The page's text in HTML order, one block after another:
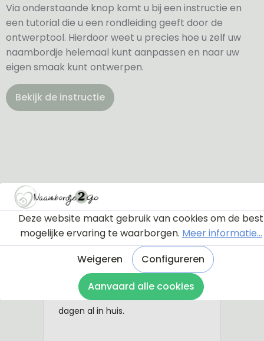
Via onderstaande knop komt u bij een instructie en
een tutorial die u een rondleiding geeft door de
ontwerptool. Hierdoor weet u precies hoe u zelf uw
naambordje helemaal kunt aanpassen en naar uw
eigen smaak kunt ontwerpen.
Bekijk de instructie
Deze website maakt gebruik van cookies om de best
mogelijke ervaring te waarborgen. Meer informatie...
Weigeren
Configureren
Aanvaard alle cookies